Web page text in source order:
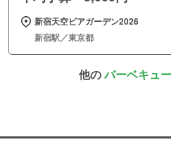
新宿天空ビアガーデン2026
新宿駅／東京都
他のバーベキュー